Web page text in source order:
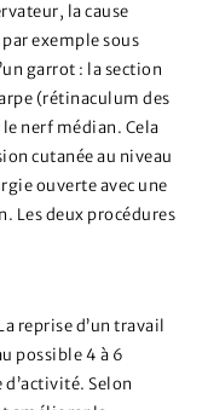
la cause
exemple sous
garrot : la section
(rétinaculum des
nerf médian. Cela
cutanée au niveau
ouverte avec une
Les deux procédures
reprise d’un travail
possible 4 à 6
Selon